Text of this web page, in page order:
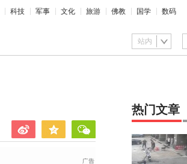
科技 军事 文化 旅游 佛教 国学 数码
站内
热门文章